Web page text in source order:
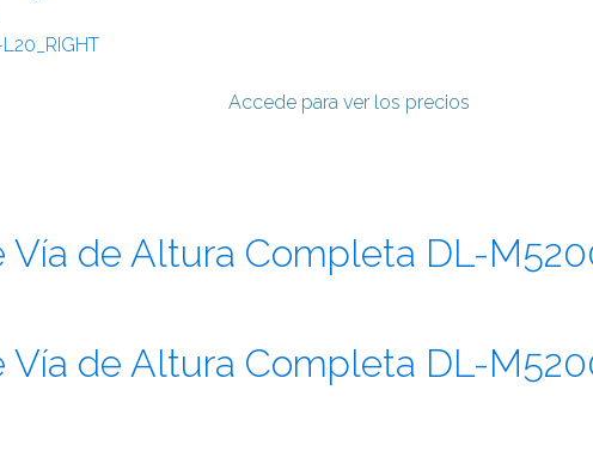
Accede para ver los precios
Vía de Altura Completa DL-
Vía de Altura Completa DL-